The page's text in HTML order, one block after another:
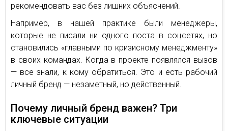
рекомендовать вас без лишних объяснений.
Например, в нашей практике были менеджеры,
которые не писали ни одного поста в соцсетях, но
становились «главными по кризисному менеджменту»
в своих командах. Когда в проекте появлялся вызов
— все знали, к кому обратиться. Это и есть рабочий
личный бренд — незаметный, но действенный.
Почему личный бренд важен? Три
ключевые ситуации